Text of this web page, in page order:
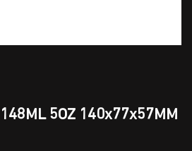
5OZ 140x77x57MM